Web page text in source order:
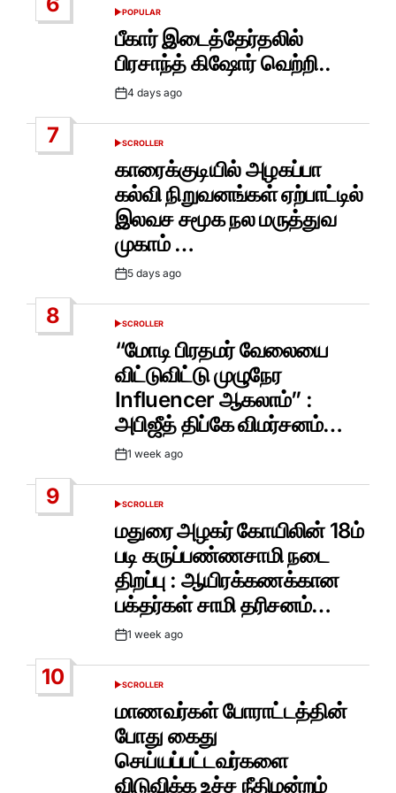
POSTED
IN
POPULAR
பீகார் இடைத்தேர்தலில்
பிரசாந்த் கிஷோர் வெற்றி..
Post4 days ago
7
POSTED
SCROLLER
காரைக்குடியில் அழகப்பா
கல்வி நிறுவனங்கள் ஏற்பாட்டில்
இலவச சமூக நல மருத்துவ
முகாம் …
Post5 days ago
8
POSTED
IN
SCROLLER
“மோடி பிரதமர் வேலையை
விட்டுவிட்டு முழுநேர
Influencer ஆகலாம்” :
அபிஜீத் திப்கே விமர்சனம்…
Post1 week ago
9
POSTED
SCROLLER
மதுரை அழகர் கோயிலின் 18ம்
படி கருப்பண்ணசாமி நடை
திறப்பு : ஆயிரக்கணக்கான
பக்தர்கள் சாமி தரிசனம்…
Post1 week ago
10
POSTED
SCROLLER
மாணவர்கள் போராட்டத்தின்
போது கைது
செய்யப்பட்டவர்களை
விடுவிக்க உச்ச நீதிமன்றம்